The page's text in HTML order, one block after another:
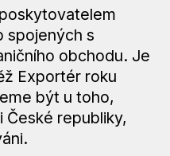
spojených s
obchodu. Je
Exportér roku
být u toho,
republiky,